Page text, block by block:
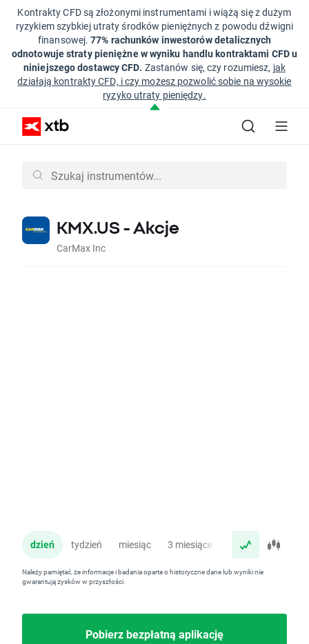
Kontrakty CFD są złożonymi instrumentami i wiążą się z dużym
ryzykiem szybkiej utraty środków pieniężnych z powodu dźwigni
finansowej.77% rachunków inwestorów detalicznych
odnotowuje straty pieniężne w wyniku handlu kontraktami CFD u
niniejszego dostawcy CFD. Zastanów się, czy rozumiesz, jak
działają kontrakty CFD, i czy możesz pozwolić sobie na wysokie
ryzyko utraty pieniędzy.
KMX.US - Akcje
CarMax Inc
dzień tydzień miesiąc 3 miesiące rok
Należy pamiętać, że informacje i badania oparte o historyczne dane lub wyniki nie
gwarantują zysków w przyszłości.
Pobierz bezpłatną aplikację